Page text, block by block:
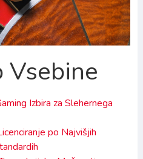
Vsebine
Izbira za Slehernega
po Najvišjih